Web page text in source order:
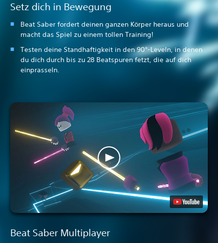
Setz dich in Bewegung
Beat Saber fordert deinen ganzen Körper heraus und
macht das Spiel zu einem tollen Training!
Testen deine Standhaftigkeit in den 90°-Leveln, in denen
du dich durch bis zu 28 Beatspuren fetzt, die auf dich
einprasseln.
Beat Saber Multiplayer